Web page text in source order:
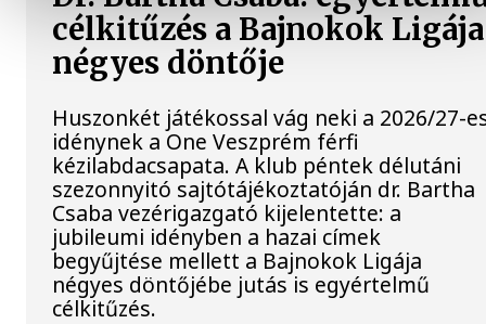
célkitűzés a Bajnokok Ligája
négyes döntője
Huszonkét játékossal vág neki a 2026/27-
idénynek a One Veszprém férfi
kézilabdacsapata. A klub péntek délutáni
szezonnyitó sajtótájékoztatóján dr. Bartha
Csaba vezérigazgató kijelentette: a
jubileumi idényben a hazai címek
begyűjtése mellett a Bajnokok Ligája
négyes döntőjébe jutás is egyértelmű
célkitűzés.